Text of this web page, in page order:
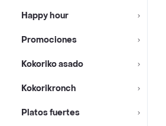
Happy hour
Promociones
Kokoriko asado
Kokorikronch
Platos fuertes